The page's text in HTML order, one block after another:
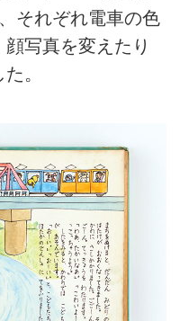
それぞれ電車の色
写真を変えたり
。